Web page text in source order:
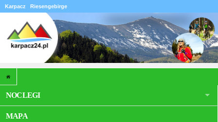
Karpacz Riesengebirge
NOCLEGI
MAPA